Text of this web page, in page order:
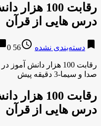
رقابت 100
درس هایی از قرآن
bookmark دسته‌بندی نشده access_time
56 years ago
0
رقابت 100 هزار دانش آموز در مسابقات درس هایی از قرآن
صدا و سیما-3 دقیقه پیش
رقابت 100
درس هایی از قرآن